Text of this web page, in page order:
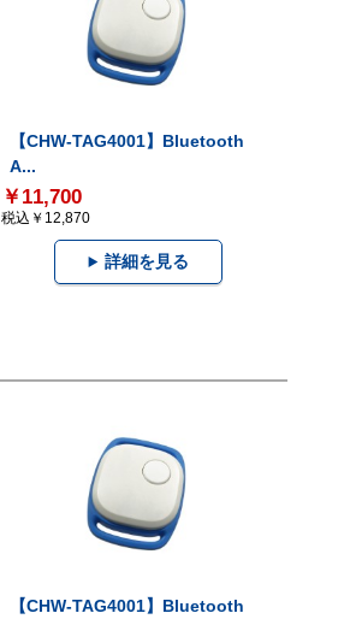
【CHW-TAG4001】Bluetooth
A...
￥11,700
税込￥12,870
詳細を見る
【CHW-TAG4001】Bluetooth